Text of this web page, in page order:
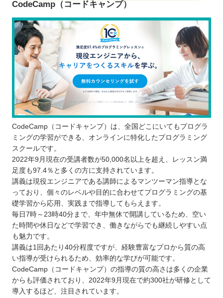
CodeCamp（コードキャンプ）
CodeCamp（コードキャンプ）は、全国どこにいてもプログラ
ミングの学習ができる、オンラインに特化したプログラミング
スクールです。
2022年9月現在の受講者数が50,000名以上を超え、レッスン満
足度も97.4％と多くの方に支持されています。
講義は現役エンジニアである講師によるマンツーマン指導とな
っており、個々のレベルや目的に合わせてプログラミングの基
礎学習から応用、実践まで指導してもらえます。
毎日7時～23時40分まで、年中無休で開講しているため、空い
た時間や休日などで学習でき、働きながらでも継続しやすい点
も魅力です。
講義は1回あたり40分程度ですが、経験豊富なプロから質の高
い指導が受けられるため、効率的な学びが可能です。
CodeCamp（コードキャンプ）の指導の質の高さは多くの企業
からも評価されており、2022年9月現在で約300社が研修として
導入するほど、注目されています。